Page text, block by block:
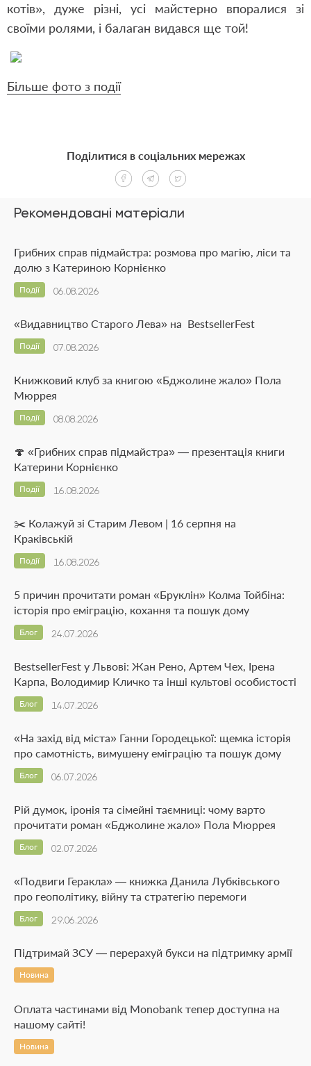
котів», дуже різні, усі майстерно впоралися зі
своїми ролями, і балаган видався ще той!
Більше фото з події
Рекомендовані матеріали
Грибних справ підмайстра: розмова про магію, ліси та
долю з Катериною Корнієнко
06.08.2026
Події
«Видавництво Старого Лева» на BestsellerFest
07.08.2026
Події
Книжковий клуб за книгою «Бджолине жало» Пола
Мюррея
08.08.2026
Події
🍄 «Грибних справ підмайстра» — презентація книги
Катерини Корнієнко
16.08.2026
Події
✂️ Колажуй зі Старим Левом | 16 серпня на
Краківській
16.08.2026
Події
5 причин прочитати роман «Бруклін» Колма Тойбіна:
історія про еміграцію, кохання та пошук дому
24.07.2026
Блог
BestsellerFest у Львові: Жан Рено, Артем Чех, Ірена
Карпа, Володимир Кличко та інші культові особистості
14.07.2026
Блог
«На захід від міста» Ганни Городецької: щемка історія
про самотність, вимушену еміграцію та пошук дому
06.07.2026
Блог
Рій думок, іронія та сімейні таємниці: чому варто
прочитати роман «Бджолине жало» Пола Мюррея
02.07.2026
Блог
«Подвиги Геракла» — книжка Данила Лубківського
про геополітику, війну та стратегію перемоги
29.06.2026
Блог
Підтримай ЗСУ — перерахуй букси на підтримку армії
Новина
Оплата частинами від Monobank тепер доступна на
нашому сайті!
Новина
Поділитися в соціальних мережах